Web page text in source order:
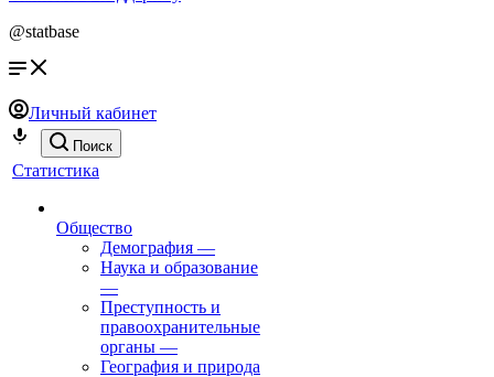
@statbase
Личный кабинет
Поиск
Статистика
Общество
Демография —
Наука и образование
—
Преступность и
правоохранительные
органы —
География и природа